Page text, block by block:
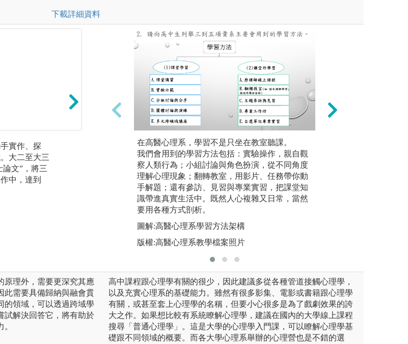
下載詳細資料
實作、探
大二至大三
論文”，將三
中，達到
未上傳圖片
實作課程（大二大三專題研究、大四學士論文）
設計，讓學生「做中學、學中做」，提升學習動
機，培養解決問題、獨立思考、團隊合作與主動
學習等能力。
在高醫心理系，學習不是只坐在教室聽課。
我們會用到的學習方法包括：實驗操作，親自觀
察人類行為；小組討論與角色扮演，從不同角度
理解心理現象；翻轉教室，用影片、任務帶你動
手解題；還有參訪、見習與專業實習，把課堂知
識帶進真實生活中。既然人心複雜又日常，當然
要用各種方式剖析。
圖解:高醫心理系學習方法架構
版權:高醫心理系教學檔案照片
原理外，需要更深究其應
此需要具備歸納與融會貫
的領域，可以透過跨域學
試解決回答它，將有助於
高中課程跟心理學有關的很少，因此建議多從各種管道接觸心理學，
以及充實心理系的基礎能力。雖然有很多影集、電影或書籍跟心理學
有關，或甚至套上心理學的名稱，但要小心很多是為了戲劇效果的誇
大之作。如果想比較有系統瞭解心理學，建議在國內的大學線上課程
搜尋「普通心理學」。這是大學的心理學入門課，可以瞭解心理學基
礎跟不同領域的概要。而各大學心理系舉辦的心理營也是不錯的選